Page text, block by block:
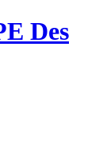
Des